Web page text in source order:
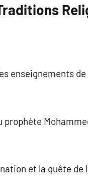
enseignements
et la quête